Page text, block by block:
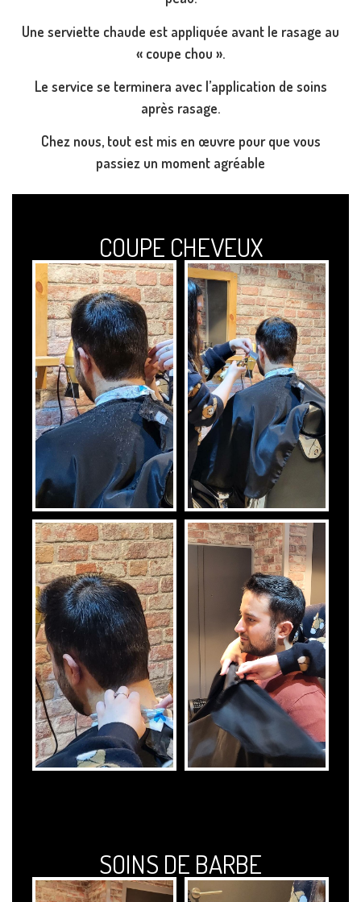
Une serviette chaude est appliquée avant le rasage au
« coupe chou ».
Le service se terminera avec l’application de soins
après rasage.
Chez nous, tout est mis en œuvre pour que vous
passiez un moment agréable
COUPE CHEVEUX
SOINS DE BARBE